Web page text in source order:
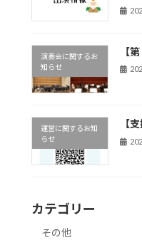
演奏会に関するお
知らせ
【
運営に関するお知
らせ
【
カテゴリー
その他